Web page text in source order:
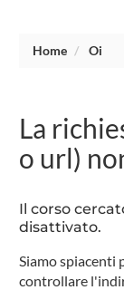
Home Oi
La
o url)
Il corso
disattivato.
Siamo spiacenti
controllare